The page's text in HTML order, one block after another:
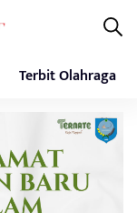
Terbit Olahraga